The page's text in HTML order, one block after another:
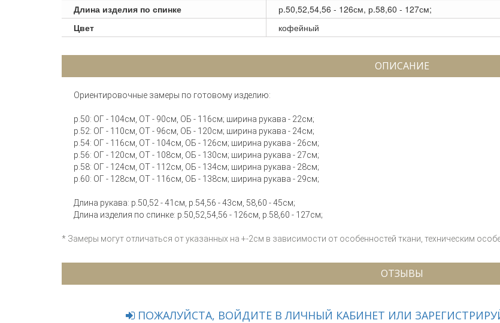
Длина изделия по спинке
р.50,52,54,56 - 126см, р.58,60 - 127см;
Цвет
кофейный
ОПИСАНИЕ
Ориентировочные замеры по готовому изделию:
р.50: ОГ - 104см, ОТ - 90см, ОБ - 116см; ширина рукава - 22см;
р.52: ОГ - 110см, ОТ - 96см, ОБ - 120см; ширина рукава - 24см;
р.54: ОГ - 116см, ОТ - 104см, ОБ - 126см; ширина рукава - 26см;
р.56: ОГ - 120см, ОТ - 108см, ОБ - 130см; ширина рукава - 27см;
р.58: ОГ - 124см, ОТ - 112см, ОБ - 134см; ширина рукава - 28см;
р.60: ОГ - 128см, ОТ - 116см, ОБ - 138см; ширина рукава - 29см;
Длина рукава: р.50,52 - 41см, р.54,56 - 43см, 58,60 - 45см;
Длина изделия по спинке: р.50,52,54,56 - 126см, р.58,60 - 127см;
* Замеры могут отличаться от указанных на +-2см в зависимости от особенностей ткани, техническим
ОТЗЫВЫ
ПОЖАЛУЙСТА, ВОЙДИТЕ В ЛИЧНЫЙ КАБИНЕТ ИЛИ